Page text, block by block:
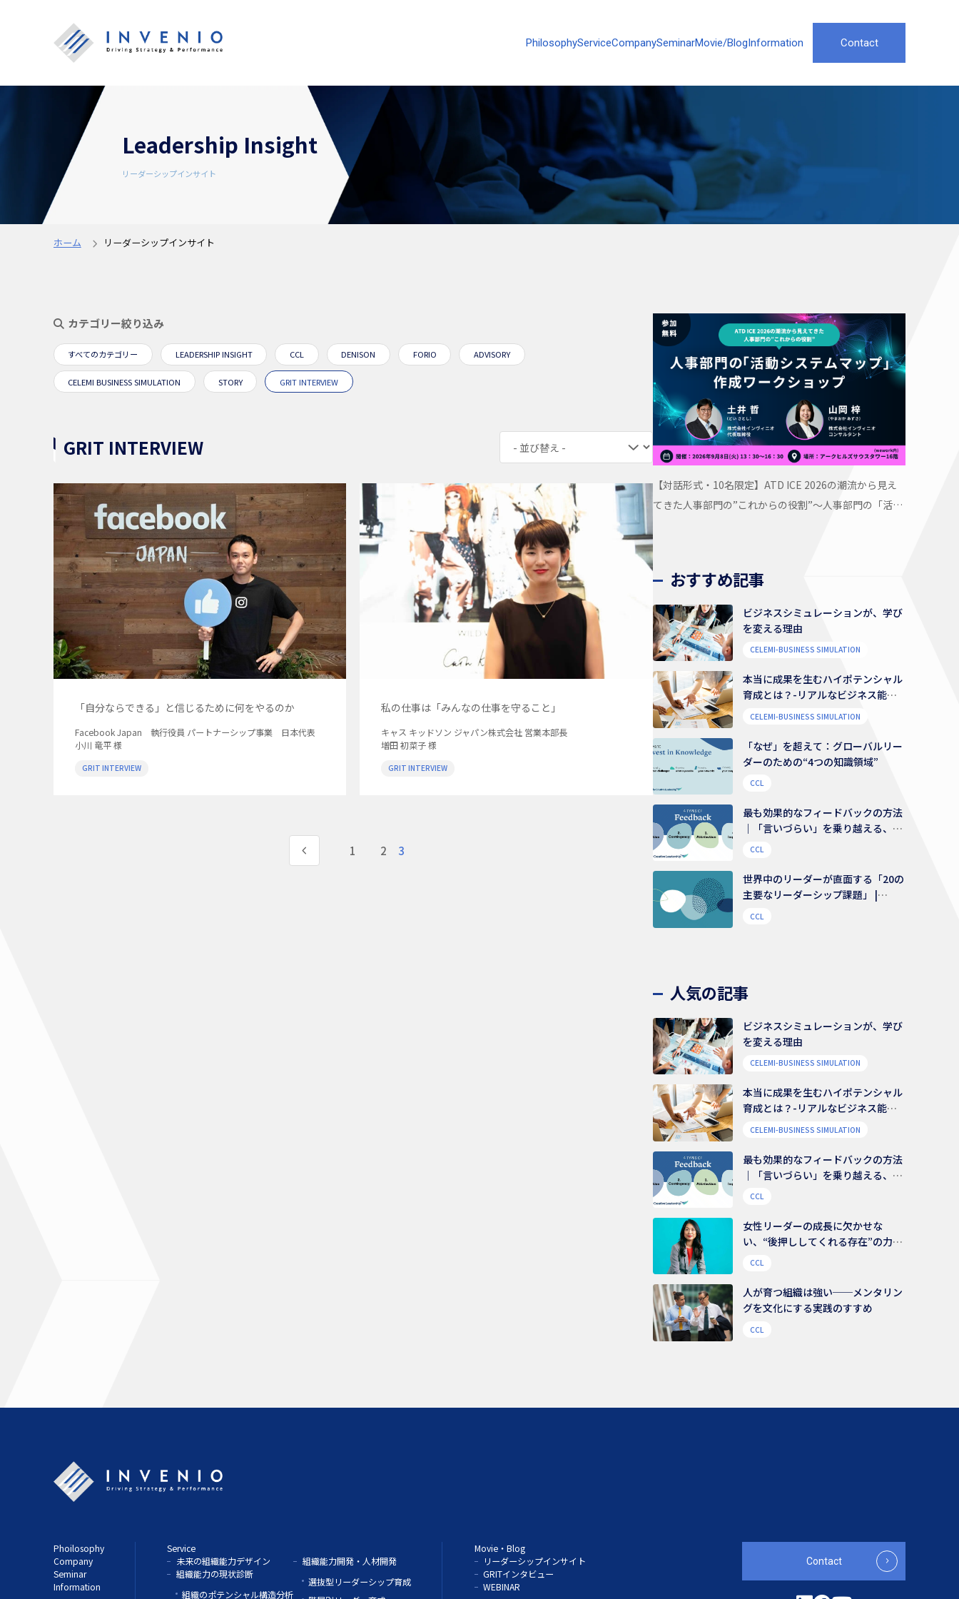
PhilosophyServiceCompanySeminarMovie/BlogInformation Contact
Leadership Insight
リーダーシップインサイト
ホーム リーダーシップインサイト
カテゴリー絞り込み
すべてのカテゴリー LEADERSHIP INSIGHT CCL DENISON FORIO ADVISORY
CELEMI BUSINESS SIMULATION STORY GRIT INTERVIEW
GRIT INTERVIEW
「自分ならできる」と信じるために何をやるのか
Facebook Japan 執行役員 パートナーシップ事業 日本代表
小川 竜平 様
GRIT INTERVIEW
私の仕事は「みんなの仕事を守ること」
キャス キッドソン ジャパン株式会社 営業本部長
増田 初菜子 様
GRIT INTERVIEW
1 2 3
【対話形式・10名限定】ATD ICE 2026の潮流から見え
てきた人事部門の”これからの役割”〜人事部門の「活動
おすすめ記事
ビジネスシミュレーションが、学び
を変える理由
CELEMI-BUSINESS SIMULATION
本当に成果を生むハイポテンシャル
育成とは？-リアルなビジネス能力
を養う
CELEMI-BUSINESS SIMULATION
「なぜ」を超えて：グローバルリー
ダーのための“4つの知識領域”
CCL
最も効果的なフィードバックの方法
｜「言いづらい」を乗り越える、伝
え方のコツ
CCL
世界中のリーダーが直面する「20の
主要なリーダーシップ課題」 |
48,000人を超えるリーダーから得ら
CCL
人気の記事
ビジネスシミュレーションが、学び
を変える理由
CELEMI-BUSINESS SIMULATION
本当に成果を生むハイポテンシャル
育成とは？-リアルなビジネス能力
を養う
CELEMI-BUSINESS SIMULATION
最も効果的なフィードバックの方法
｜「言いづらい」を乗り越える、伝
え方のコツ
CCL
女性リーダーの成長に欠かせな
い、“後押ししてくれる存在”の力｜
組織文化を変える鍵は、様々な支援
CCL
人が育つ組織は強い──メンタリン
グを文化にする実践のすすめ
CCL
Phoilosophy
Company
Seminar
Information
Service
未来の組織能力デザイン
組織能力の現状診断
組織のポテンシャル構造分析
組織能力開発・人材開発
選抜型リーダーシップ育成
Movie・Blog
リーダーシップインサイト
GRITインタビュー
WEBINAR
Contact